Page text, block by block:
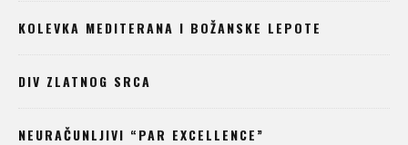
KOLEVKA MEDITERANA I BOŽANSKE LEPOTE
DIV ZLATNOG SRCA
NEURAČUNLJIVI “PAR EXCELLENCE”